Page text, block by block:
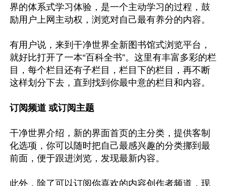
界的体系式学习体验，是一个主动学习的过程，鼓
励用户上网主动权，浏览对自己最有养分的内容。
有用户说，来到干净世界全新图书馆式浏览平台，
就好比打开了一本“百科全书”。这里有丰富多彩的栏
目，每个栏目还有子栏目，栏目下的栏目，再不断
这样划分下去，直到找到你最中意的栏目和内容。
订阅频道 或订阅主题
干净世界介绍，新的界面首页的主分类，提供客制
化选项，你可以随时把自己最感兴趣的分类挪到最
前面，便于跟进浏览，发现最新内容。
此外，除了可以订阅你喜欢的内容创作者频道，现